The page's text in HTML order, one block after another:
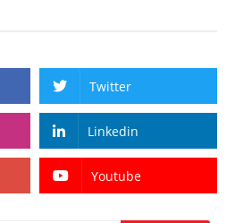
Twitter
Linkedin
Youtube